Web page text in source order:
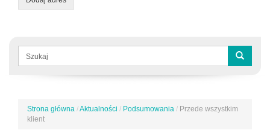
Formularz
wyszukiwania
Jesteś
tutaj
Strona główna /Aktualności / Podsumowania / Przede wszystkim
klient